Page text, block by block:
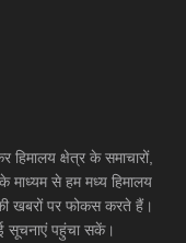
क्षेत्र के समाचारों,
के माध्यम से हम मध्य हिमालय
खबरों पर फोकस करते हैं।
सूचनाएं पहुंचा सकें।